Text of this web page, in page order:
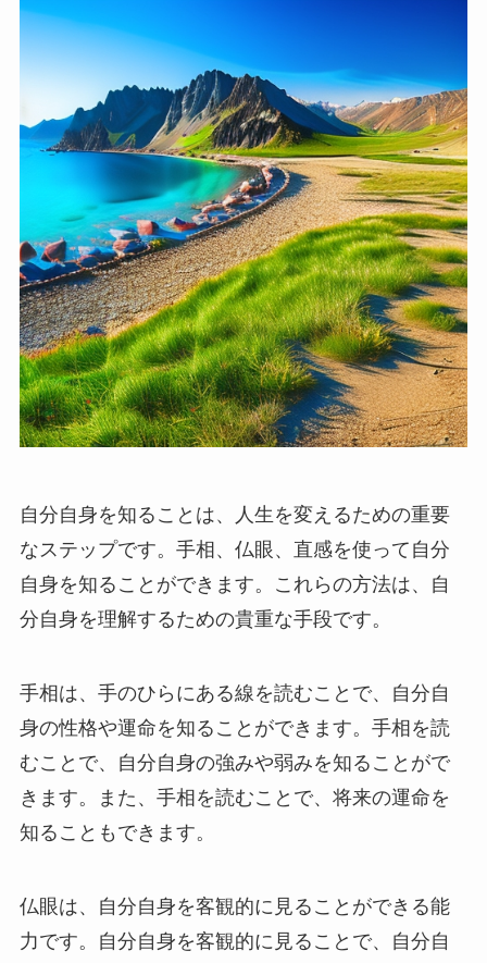
自分自身を知ることは、人生を変えるための重要
なステップです。手相、仏眼、直感を使って自分
自身を知ることができます。これらの方法は、自
分自身を理解するための貴重な手段です。
手相は、手のひらにある線を読むことで、自分自
身の性格や運命を知ることができます。手相を読
むことで、自分自身の強みや弱みを知ることがで
きます。また、手相を読むことで、将来の運命を
知ることもできます。
仏眼は、自分自身を客観的に見ることができる能
力です。自分自身を客観的に見ることで、自分自